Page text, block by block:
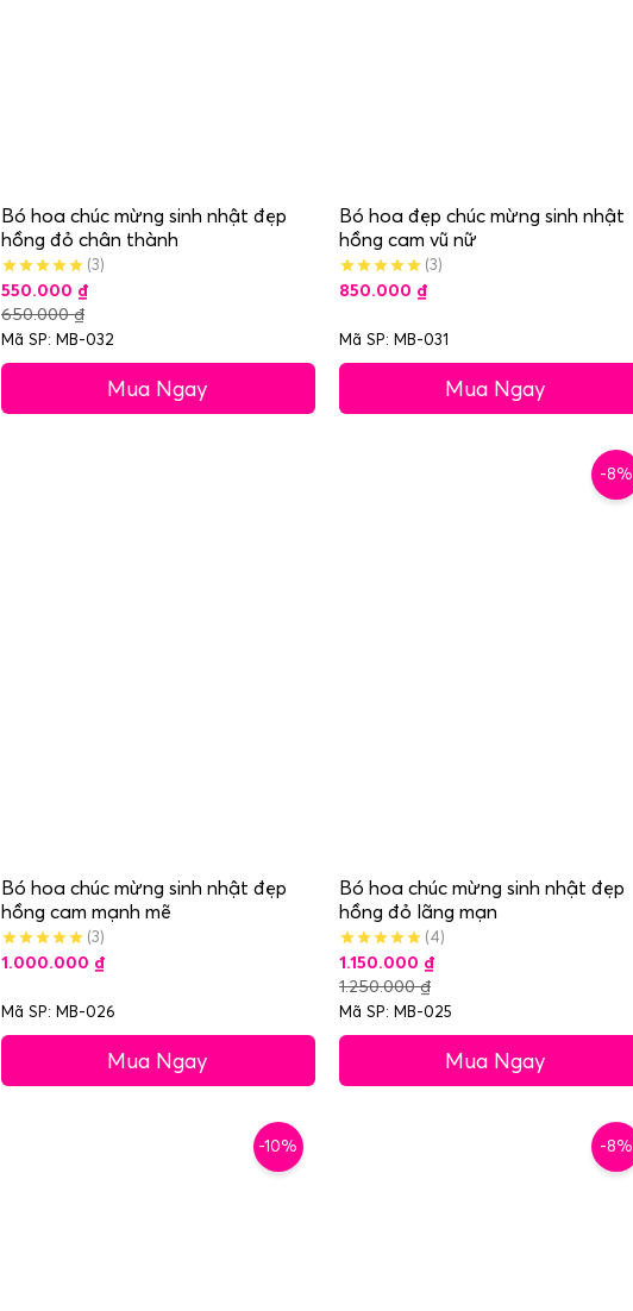
Bó hoa chúc mừng sinh nhật đẹp
hồng đỏ chân thành
(3)
550.000 ₫
650.000₫
Mã SP: MB-032
Mua Ngay
Bó hoa đẹp chúc mừng sinh nhật
hồng cam vũ nữ
(3)
850.000 ₫
Mã SP: MB-031
Mua Ngay
Bó hoa chúc mừng sinh nhật đẹp
hồng cam mạnh mẽ
(3)
1.000.000 ₫
Mã SP: MB-026
Mua Ngay
-8%
Bó hoa chúc mừng sinh nhật đẹp
hồng đỏ lãng mạn
(4)
1.150.000 ₫
1.250.000₫
Mã SP: MB-025
Mua Ngay
-10% -8%